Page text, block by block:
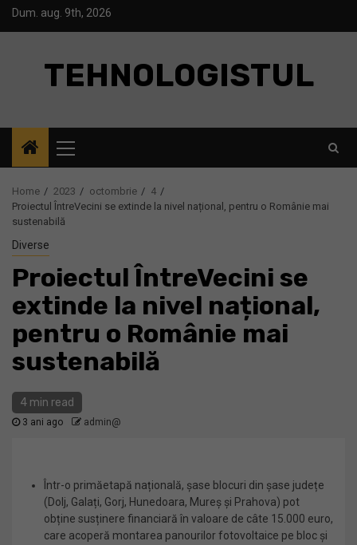
SkipDum. aug. 9th, 2026
TEHNOLOGISTUL
Menu
Home 2023 octombrie
4
Proiectul ÎntreVecini se extinde la nivel național, pentru o Românie mai
sustenabilă
Diverse
Proiectul ÎntreVecini se
extinde la nivel național,
pentru o Românie mai
sustenabilă
4 min read
3 ani ago admin@
Într-o primăetapă națională, șase blocuri din șase județe
(Dolj, Galați, Gorj, Hunedoara, Mureș și Prahova) pot
obține susținere financiară în valoare de câte 15.000 euro,
care acoperă montarea panourilor fotovoltaice pe bloc și